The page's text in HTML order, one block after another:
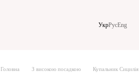
УкрРусEng
Головна З високою посадкою Купальник Сицилія